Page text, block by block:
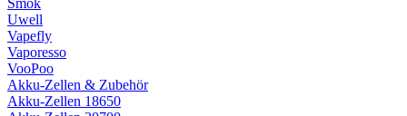
Smok
Uwell
Vapefly
Vaporesso
VooPoo
Akku-Zellen & Zubehör
Akku-Zellen 18650